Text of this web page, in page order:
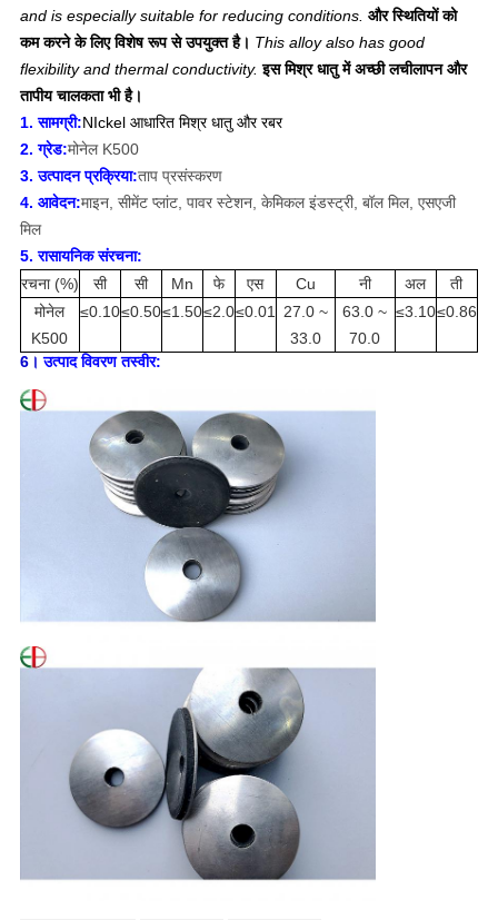
and is especially suitable for reducing conditions. और स्थितियों को
कम करने के लिए विशेष रूप से उपयुक्त है। This alloy also has good
flexibility and thermal conductivity. इस मिश्र धातु में अच्छी लचीलापन और
तापीय चालकता भी है।
1. सामग्री:NIckel आधारित मिश्र धातु और रबर
2. ग्रेड:मोनेल K500
3. उत्पादन प्रक्रिया:ताप प्रसंस्करण
4. आवेदन:माइन, सीमेंट प्लांट, पावर स्टेशन, केमिकल इंडस्ट्री, बॉल मिल, एसएजी
मिल
5. रासायनिक संरचना:
रचना (%)
सी सी Mn फे एस Cu नी अल
ती
मोनेल
K500
≤0.10≤0.50≤1.50≤2.0≤0.01
27.0 ~
33.0
63.0 ~
70.0
≤3.10≤0.86
6।उत्पाद विवरण तस्वीर: